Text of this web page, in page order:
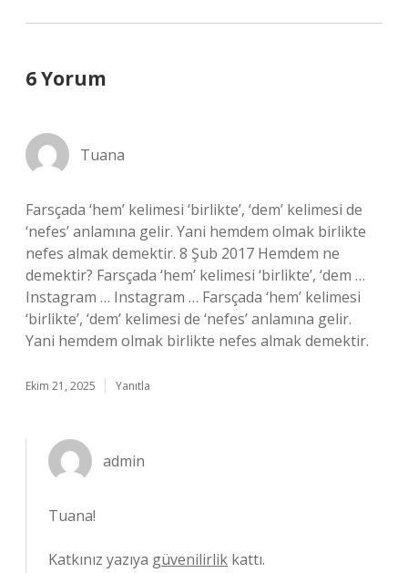
6 Yorum
Tuana
Farsçada ‘hem’ kelimesi ‘birlikte’, ‘dem’ kelimesi de
‘nefes’ anlamına gelir. Yani hemdem olmak birlikte
nefes almak demektir. 8 Şub 2017 Hemdem ne
demektir? Farsçada ‘hem’ kelimesi ‘birlikte’, ‘dem …
Instagram … Instagram … Farsçada ‘hem’ kelimesi
‘birlikte’, ‘dem’ kelimesi de ‘nefes’ anlamına gelir.
Yani hemdem olmak birlikte nefes almak demektir.
Ekim 21, 2025 Yanıtla
admin
Tuana!
Katkınız yazıya güvenilirlik kattı.